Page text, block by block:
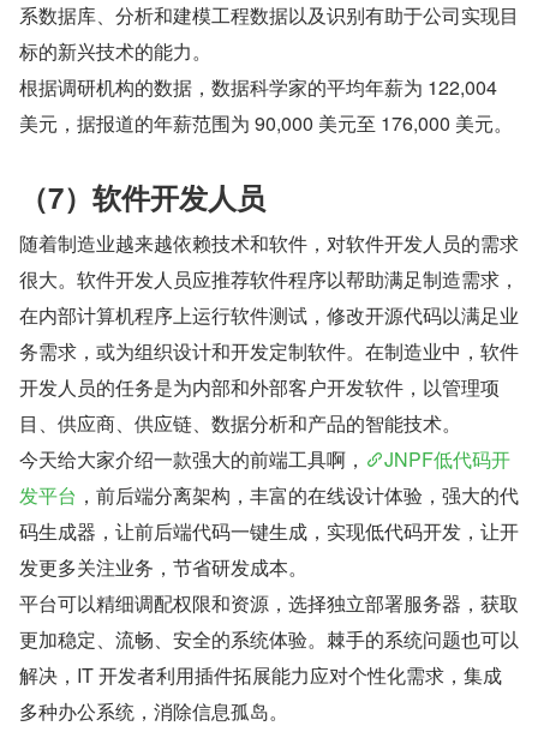
系数据库、分析和建模工程数据以及识别有助于公司实现目
标的新兴技术的能力。
根据调研机构的数据，数据科学家的平均年薪为 122,004
美元，据报道的年薪范围为 90,000 美元至 176,000 美元。
（7）软件开发人员
随着制造业越来越依赖技术和软件，对软件开发人员的需求
很大。软件开发人员应推荐软件程序以帮助满足制造需求，
在内部计算机程序上运行软件测试，修改开源代码以满足业
务需求，或为组织设计和开发定制软件。在制造业中，软件
开发人员的任务是为内部和外部客户开发软件，以管理项
目、供应商、供应链、数据分析和产品的智能技术。
今天给大家介绍一款强大的前端工具啊，
JNPF低代码开
发平台 ，前后端分离架构，丰富的在线设计体验，强大的代
码生成器，让前后端代码一键生成，实现低代码开发，让开
发更多关注业务，节省研发成本。
平台可以精细调配权限和资源，选择独立部署服务器，获取
更加稳定、流畅、安全的系统体验。棘手的系统问题也可以
解决，IT 开发者利用插件拓展能力应对个性化需求，集成
多种办公系统，消除信息孤岛。